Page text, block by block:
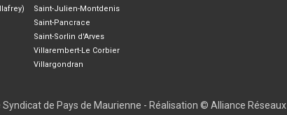
Saint-Julien-Montdenis
Saint-Pancrace
Saint-Sorlin d'Arves
Villarembert-Le Corbier
Villargondran
de Pays de Maurienne - Réalisation © Alliance Réseaux